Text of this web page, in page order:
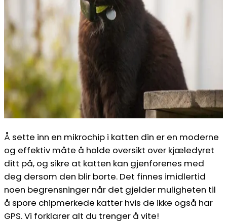
Å sette inn en mikrochip i katten din er en moderne
og effektiv måte å holde oversikt over kjæledyret
ditt på, og sikre at katten kan gjenforenes med
deg dersom den blir borte. Det finnes imidlertid
noen begrensninger når det gjelder muligheten til
å spore chipmerkede katter hvis de ikke også har
GPS. Vi forklarer alt du trenger å vite!